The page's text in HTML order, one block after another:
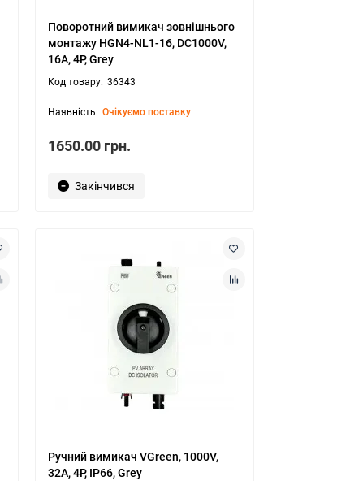
Поворотний вимикач зовнішнього
монтажу HGN4-NL1-16, DC1000V,
16A, 4P, Grey
36343
Очікуємо поставку
1650.00 грн.
Закінчився
Ручний вимикач VGreen, 1000V,
32A, 4P, IP66, Grey